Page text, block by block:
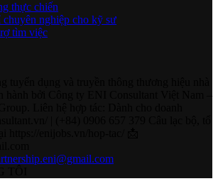
thực chiến
nghiệp cho kỹ sư
tìm việc